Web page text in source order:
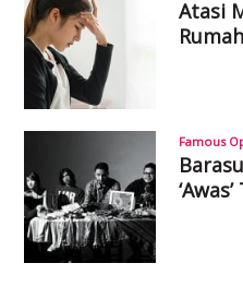
Atasi
Famous